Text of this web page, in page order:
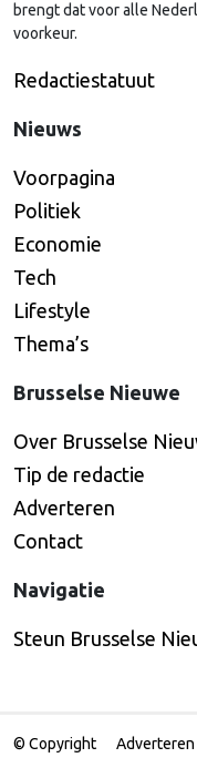
brengt dat voor alle
voorkeur.
Redactiestatuut
Nieuws
Voorpagina
Politiek
Economie
Tech
Lifestyle
Thema’s
Brusselse Nieuwe
Over Brusselse
Tip de redactie
Adverteren
Contact
Navigatie
Steun Brusselse
© Copyright Adverteren